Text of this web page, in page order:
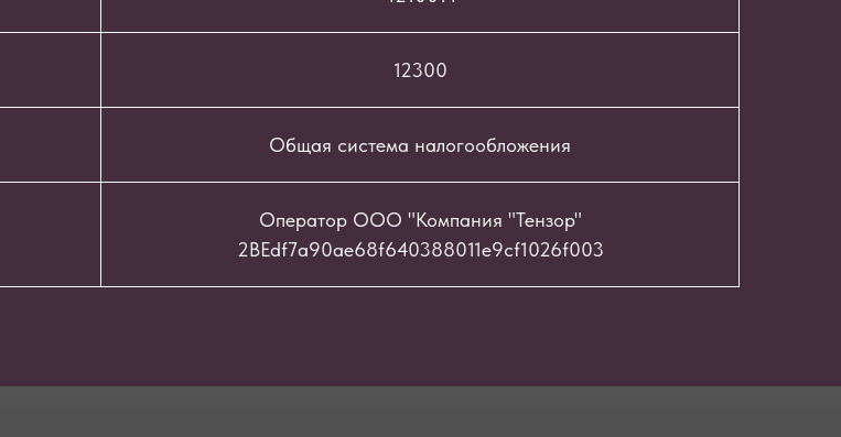
12300
Общая система налогообложения
Оператор ООО "Компания "Тензор"
2BEdf7a90ae68f640388011e9cf1026f003